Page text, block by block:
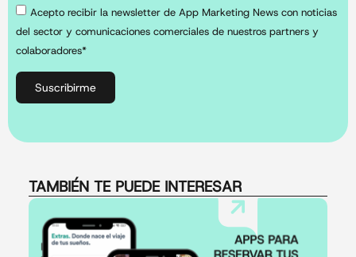
Acepto recibir la newsletter de App Marketing News con noticias
del sector y comunicaciones comerciales de nuestros partners y
colaboradores*
Suscribirme
TAMBIÉN TE PUEDE INTERESAR